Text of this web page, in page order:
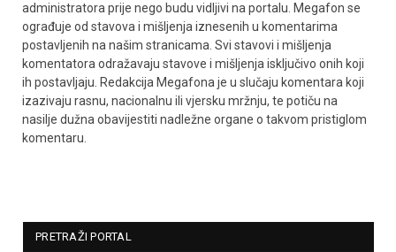
administratora prije nego budu vidljivi na portalu. Megafon se
ograđuje od stavova i mišljenja iznesenih u komentarima
postavljenih na našim stranicama. Svi stavovi i mišljenja
komentatora odražavaju stavove i mišljenja isključivo onih koji
ih postavljaju. Redakcija Megafona je u slučaju komentara koji
izazivaju rasnu, nacionalnu ili vjersku mržnju, te potiču na
nasilje dužna obavijestiti nadležne organe o takvom pristiglom
komentaru.
PRETRAŽI PORTAL